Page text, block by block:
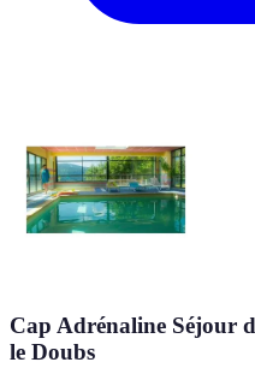
Cap Adrénaline Séjour
le Doubs